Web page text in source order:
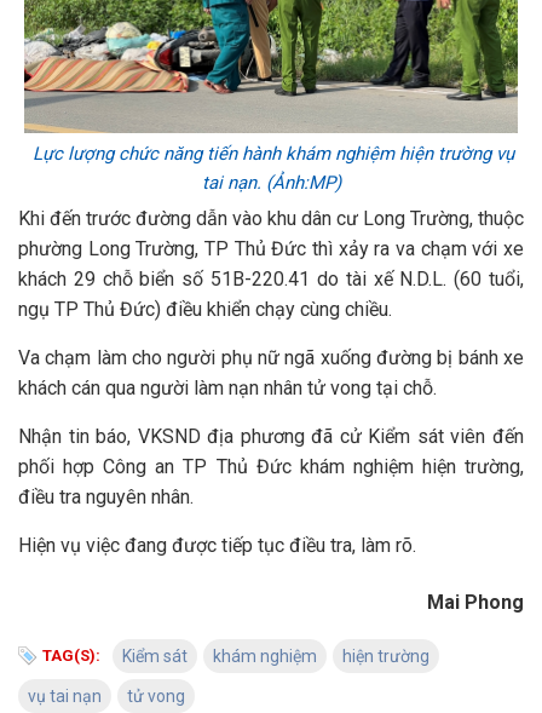
Lực lượng chức năng tiến hành khám nghiệm hiện trường vụ
tai nạn. (Ảnh:MP)
Khi đến trước đường dẫn vào khu dân cư Long Trường, thuộc
phường Long Trường, TP Thủ Đức thì xảy ra va chạm với xe
khách 29 chỗ biển số 51B-220.41 do tài xế N.D.L. (60 tuổi,
ngụ TP Thủ Đức) điều khiển chạy cùng chiều.
Va chạm làm cho người phụ nữ ngã xuống đường bị bánh xe
khách cán qua người làm nạn nhân tử vong tại chỗ.
Nhận tin báo, VKSND địa phương đã cử Kiểm sát viên đến
phối hợp Công an TP Thủ Đức khám nghiệm hiện trường,
điều tra nguyên nhân.
Hiện vụ việc đang được tiếp tục điều tra, làm rõ.
Mai Phong
TAG(S): Kiểm sát khám nghiệm hiện trường
vụ tai nạn tử vong